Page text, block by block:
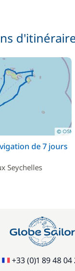
de 7 jours
Seychelles
+33 (0)1 89 48 04